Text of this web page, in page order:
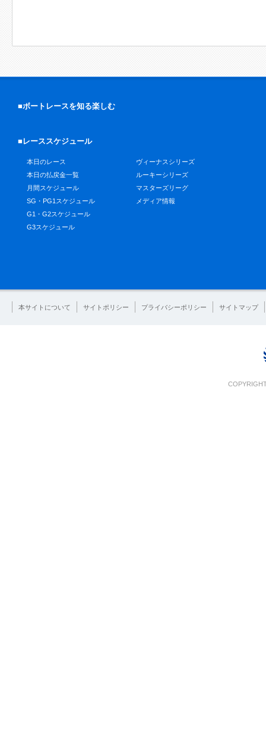
■ボートレースを知る楽しむ
■レーススケジュール
本日のレース
本日の払戻金一覧
月間スケジュール
SG・PG1スケジュール
G1・G2スケジュール
G3スケジュール
ヴィーナスシリーズ
ルーキーシリーズ
マスターズリーグ
メディア情報
本サイトについて サイトポリシー プライバシーポリシー サイトマップ